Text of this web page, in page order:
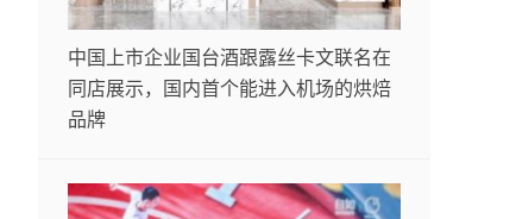
中国上市企业国台酒跟露丝卡文联名在
同店展示，国内首个能进入机场的烘焙
品牌